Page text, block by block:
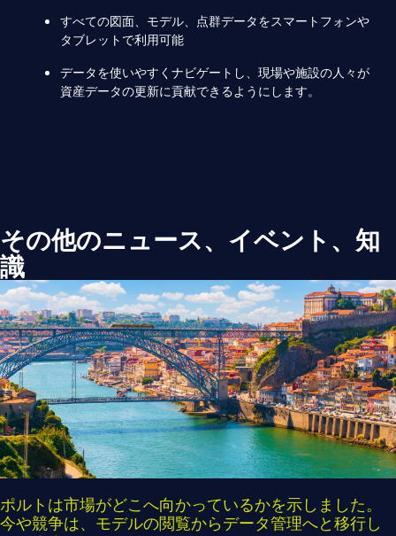
すべての図面、モデル、点群データをスマートフォンや
タブレットで利用可能
データを使いやすくナビゲートし、現場や施設の人々が
資産データの更新に貢献できるようにします。
その他のニュース、イベント、知
識
ポルトは市場がどこへ向かっているかを示しました。
今や競争は、モデルの閲覧からデータ管理へと移行し